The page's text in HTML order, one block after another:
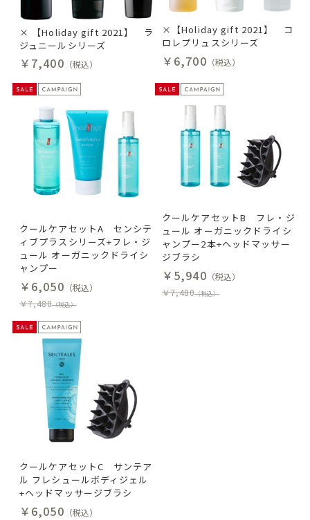
× 【Holiday gift 2021】 ラ
ジュニールシリーズ
￥7,400 （税込）
×【Holiday gift 2021】 コ
ロレプリュスシリーズ
￥6,700 （税込）
クールケアセットA センシテ
ィブプラスシリーズ+フレ・ジ
ュール オーガニックドライシ
ャンプー
￥6,050 （税込）
￥7,480（税込）
クールケアセットB フレ・ジ
ュール オーガニックドライシ
ャンプー2本+ヘッドマッサー
ジブラシ
￥5,940 （税込）
￥7,480（税込）
クールケアセットC サンテア
ル フレシュールボディジェル
+ヘッドマッサージブラシ
￥6,050 （税込）